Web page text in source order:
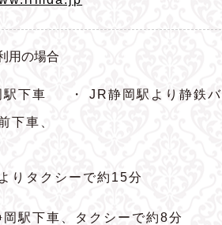
用の場合
下車 ・ JR静岡駅より静鉄バ
下車、
りタクシーで約15分
駅下車、タクシーで約8分